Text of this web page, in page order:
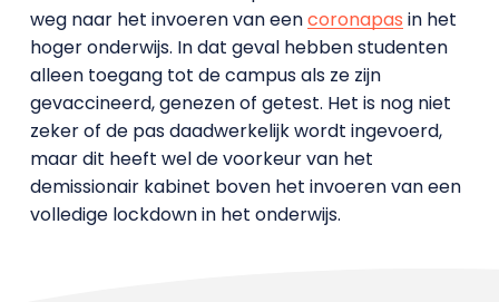
weg naar het invoeren van eencoronapas in het
hoger onderwijs. In dat geval hebben studenten
alleen toegang tot de campus als ze zijn
gevaccineerd, genezen of getest. Het is nog niet
zeker of de pas daadwerkelijk wordt ingevoerd,
maar dit heeft wel de voorkeur van het
demissionair kabinet boven het invoeren van een
volledige lockdown in het onderwijs.